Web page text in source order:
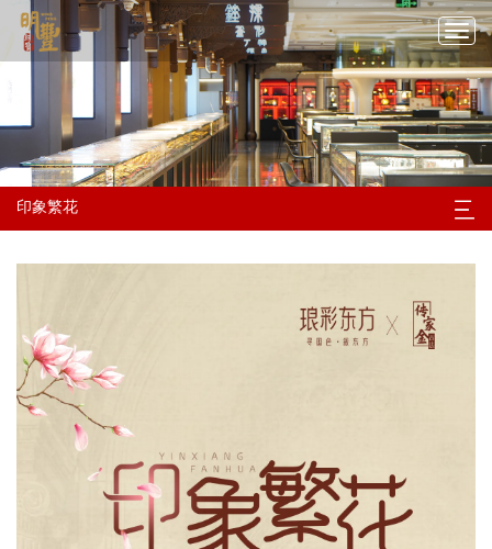
切
换
导
航
印象繁花